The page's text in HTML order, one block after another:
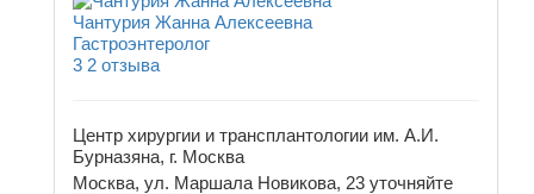
Чантурия Жанна Алексеевна
Гастроэнтеролог
3 2 отзыва
Центр хирургии и трансплантологии им. А.И.
Бурназяна, г. Москва
Москва, ул. Маршала Новикова, 23 уточняйте